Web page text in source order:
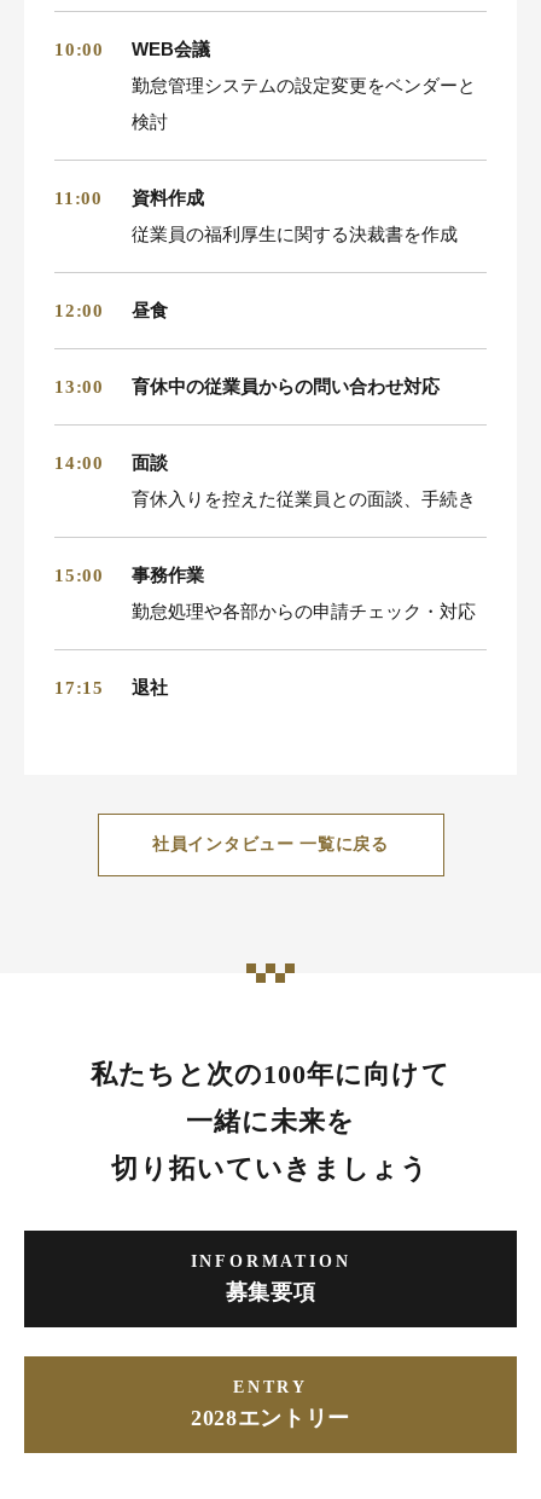
10:00
WEB会議
勤怠管理システムの設定変更をベンダーと
検討
11:00
資料作成
従業員の福利厚生に関する決裁書を作成
12:00 昼食
13:00 育休中の従業員からの問い合わせ対応
14:00
面談
育休入りを控えた従業員との面談、手続き
15:00
事務作業
勤怠処理や各部からの申請チェック・対応
17:15 退社
社員インタビュー 一覧に戻る
私たちと次の100年に向けて
一緒に未来を
切り拓いていきましょう
INFORMATION
募集要項
ENTRY
2028エントリー